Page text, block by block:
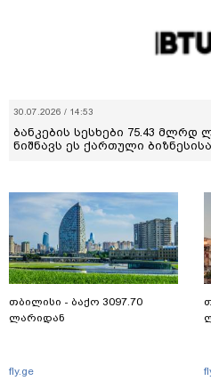
30.07.2026 / 14:53
ბანკების სესხები 75.43 მლრდ
ნიშნავს ეს ქართული
თბილისი - ბაქო 3097.70
ლარიდან
fly.ge